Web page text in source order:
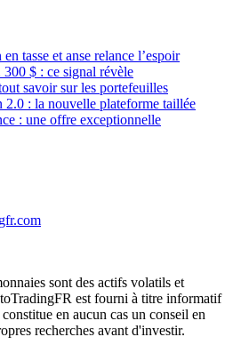
tasse et anse relance l’espoir
$ : ce signal révèle
savoir sur les portefeuilles
2.0 : la nouvelle plateforme taillée
: une offre exceptionnelle
sont des actifs volatils et
est fourni à titre informatif
en aucun cas un conseil en
recherches avant d'investir.